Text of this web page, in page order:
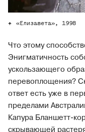
«Елизавета», 1998
Что этому
Энигматичность
ускользающего
перевоплощения?
ответ есть уже в
пределами
Капура Бланшетт-
скрывающей